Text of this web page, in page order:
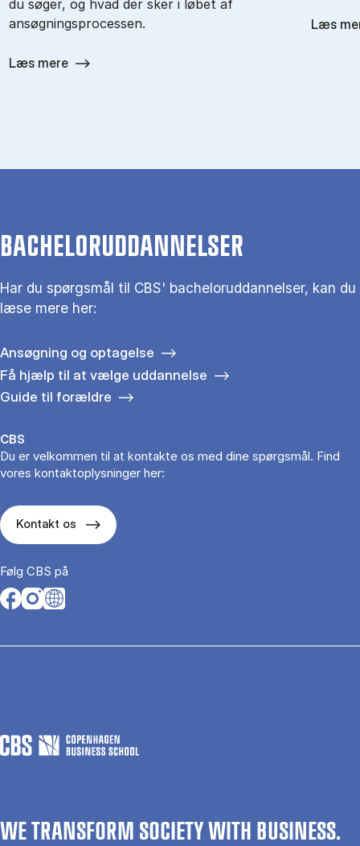
du søger, og hvad der sker i løbet af
ansøgningsprocessen.
Læs mere
Læs
BACHELORUDDANNELSER
Har du spørgsmål til CBS' bacheloruddannelser, kan du
læse mere her:
Ansøgning og optagelse
Få hjælp til at vælge uddannelse
Guide til forældre
CBS
Du er velkommen til at kontakte os med dine spørgsmål. Find
vores kontaktoplysninger her:
Kontakt os
Følg CBS på
Opens in a new tab
Opens in a new tab
Opens in a new tab
WE TRANSFORM SOCIETY WITH BUSINESS.